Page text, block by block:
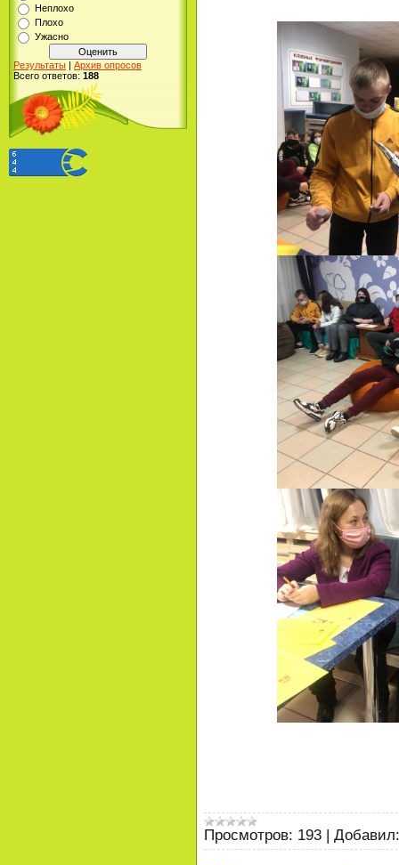
Неплохо
Плохо
Ужасно
Результаты | Архив опросов
Всего ответов: 188
Просмотров: 193 | Добавил: